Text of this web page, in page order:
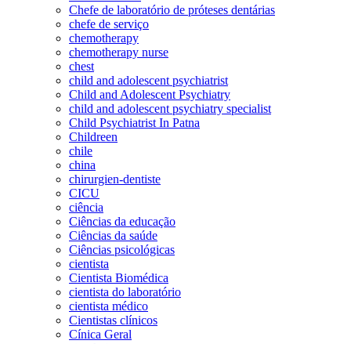
Chefe de laboratório de próteses dentárias
chefe de serviço
chemotherapy
chemotherapy nurse
chest
child and adolescent psychiatrist
Child and Adolescent Psychiatry
child and adolescent psychiatry specialist
Child Psychiatrist In Patna
Childreen
chile
china
chirurgien-dentiste
CICU
ciência
Ciências da educação
Ciências da saúde
Ciências psicológicas
cientista
Cientista Biomédica
cientista do laboratório
cientista médico
Cientistas clínicos
Cínica Geral